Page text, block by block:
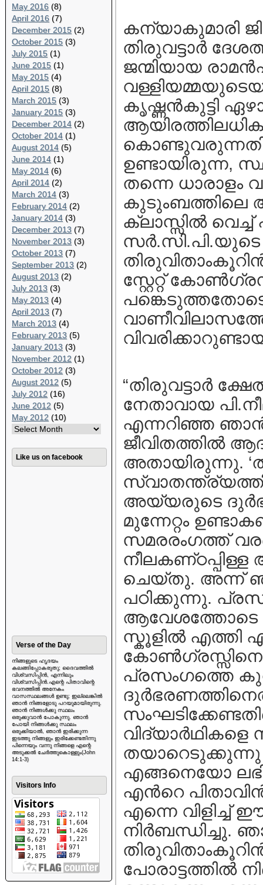
May 2016 (8)
April 2016 (7)
December 2015 (2)
October 2015 (3)
July 2015 (1)
June 2015 (1)
May 2015 (4)
April 2015 (8)
March 2015 (3)
January 2015 (3)
December 2014 (2)
October 2014 (1)
August 2014 (5)
June 2014 (1)
May 2014 (6)
April 2014 (2)
March 2014 (3)
February 2014 (2)
January 2014 (3)
December 2013 (7)
November 2013 (3)
October 2013 (7)
September 2013 (2)
August 2013 (2)
July 2013 (3)
May 2013 (4)
April 2013 (7)
March 2013 (4)
February 2013 (5)
January 2013 (3)
November 2012 (1)
October 2012 (3)
August 2012 (5)
July 2012 (16)
June 2012 (5)
May 2012 (10)
Like us on facebook
Verse of the Day
നിങ്ങളുടെ ഹൃദയം
കലങ്ങിപ്പോകരുതു; ദൈവത്തിൽ
വിശ്വസിപ്പിൻ, എന്നിലും
വിശ്വസിപ്പിൻ.എന്റെ പിതാവിന്റെ
ഭവനത്തിൽ അനേകം
വാസസ്ഥലങ്ങൾ ഉണ്ടു; ഇല്ലെങ്കിൽ
ഞാൻ നിങ്ങളോടു പറയുമായിരുന്നു.
ഞാൻ നിങ്ങൾക്കു സ്ഥലം
ഒരുക്കുവാൻ പോകുന്നു. ഞാൻ
പോയി നിങ്ങൾക്കു സ്ഥലം
ഒരുക്കിയാൽ, ഞാൻ ഇരിക്കുന്ന
ഇടത്തു നിങ്ങളും ഇരിക്കേണ്ടതിന്നു
പിന്നെയും വന്നു നിങ്ങളെ എന്റെ
അടുക്കൽ ചേർത്തുകൊള്ളും(John
14:1-3)
Visitors Info
കന്യാകുമാരി
തിരുവട്ടാര്‍
ജന്മിയായ
കൃഷ്ണന്‍കുട്ടി
ഉണ്ടായിരുന്ന,
തന്നെ ധാരാളം
കുടുംബത്തിലെ
ക്ലാസ്സില്‍ വെച്ച്
സ്റ്റേറ്റ്
“തിരുവട്ടാര്‍
നേതാവായ
എന്നറിഞ്ഞ
ജീവിതത്തില്‍
അതായിരുന്നു.
അയ്യരുടെ
മുന്നേറ്റം
സമരരംഗത്ത്
ചെയ്തു. അന്ന്
പഠിക്കുന്നു.
ആവേശത്തോടെ
സ്കൂളില്‍ എത്തി
കോണ്‍ഗ്രസ്സിനെ
പ്രസംഗത്തെ
വിദ്യാര്‍ഥികളെ
എങ്ങനെയോ
എന്‍റെ
എന്നെ വിളിച്ച്
നിര്‍ബന്ധിച്ചു.
പോരാട്ടത്തില്‍